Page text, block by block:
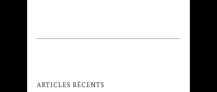
ARTICLES RÉCENTS